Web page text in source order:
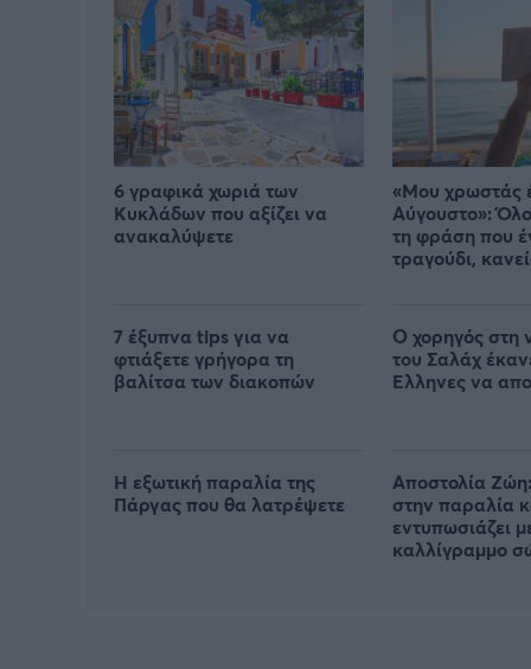
6 γραφικά χωριά των
Κυκλάδων που αξίζει να
ανακαλύψετε
7 έξυπνα tips για να
φτιάξετε γρήγορα τη
βαλίτσα των διακοπών
Η εξωτική παραλία της
Πάργας που θα λατρέψετε
«Μου χρωστάς
Αύγουστο»:
τη φράση που
τραγούδι,
Ο χορηγός στη
του Σαλάχ
Έλληνες να
Αποστολία
στην παραλία
εντυπωσιάζει
καλλίγραμμο